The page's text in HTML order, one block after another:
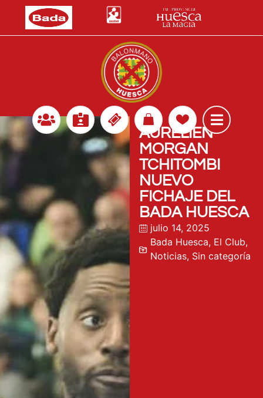
AURELIEN-
MORGAN
TCHITOMBI
NUEVO
FICHAJE DEL
BADA HUESCA
julio 14, 2025
Bada Huesca, El Club,
Noticias, Sin categoría